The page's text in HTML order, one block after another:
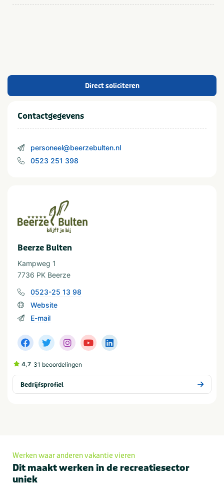
Direct soliciteren
Contactgegevens
personeel@beerzebulten.nl
0523 251 398
Beerze Bulten
Kampweg 1
7736 PK Beerze
0523-25 13 98
Website
E-mail
4,7 31 beoordelingen
Bedrijfsprofiel
Werken waar anderen vakantie vieren
Dit maakt werken in de recreatiesector
uniek